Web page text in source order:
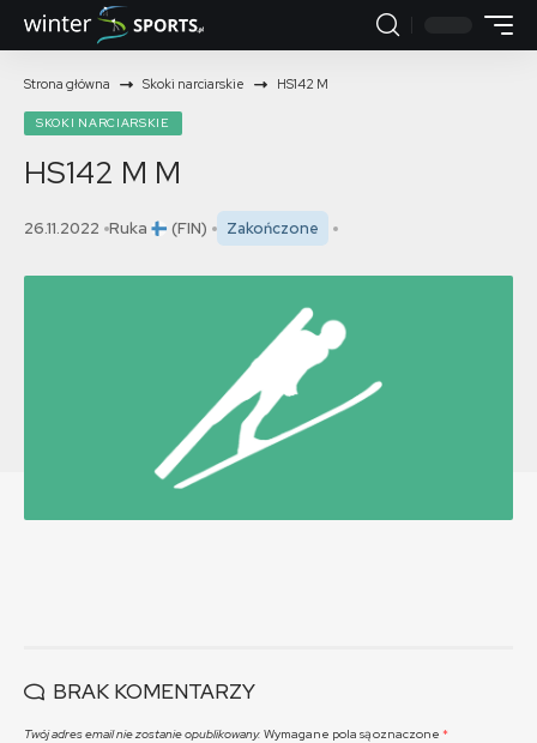
Strona główna Skoki narciarskie HS142 M
SKOKI NARCIARSKIE
HS142 M M
26.11.2022 Ruka (FIN) Zakończone
BRAK KOMENTARZY
Twój adres email nie zostanie opublikowany. Wymagane pola są oznaczone *